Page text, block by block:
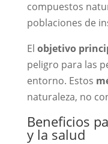
compuestos
poblaciones de
El objetivo
peligro para las
entorno. Estos
naturaleza, no
Beneficios
y la salud